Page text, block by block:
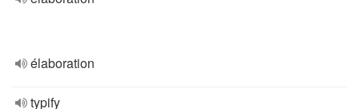
élaboration
typify